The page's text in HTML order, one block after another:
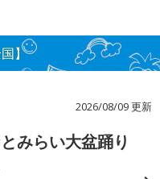
】
2026/08/09 更新
みらい大盆踊り